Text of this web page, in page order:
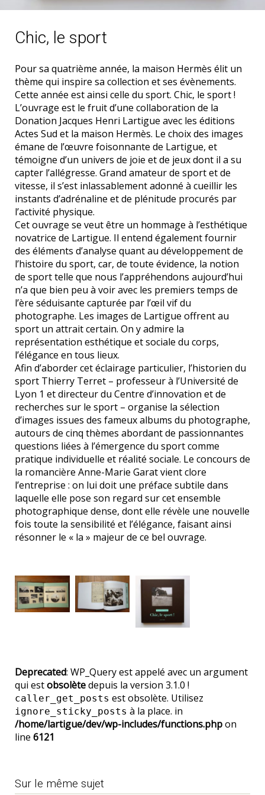
Chic, le sport
Pour sa quatrième année, la maison Hermès élit un
thème qui inspire sa collection et ses évènements.
Cette année est ainsi celle du sport. Chic, le sport !
L’ouvrage est le fruit d’une collaboration de la
Donation Jacques Henri Lartigue avec les éditions
Actes Sud et la maison Hermès. Le choix des images
émane de l’œuvre foisonnante de Lartigue, et
témoigne d’un univers de joie et de jeux dont il a su
capter l’allégresse. Grand amateur de sport et de
vitesse, il s’est inlassablement adonné à cueillir les
instants d’adrénaline et de plénitude procurés par
l’activité physique.
Cet ouvrage se veut être un hommage à l’esthétique
novatrice de Lartigue. Il entend également fournir
des éléments d’analyse quant au développement de
l’histoire du sport, car, de toute évidence, la notion
de sport telle que nous l’appréhendons aujourd’hui
n’a que bien peu à voir avec les premiers temps de
l’ère séduisante capturée par l’œil vif du
photographe. Les images de Lartigue offrent au
sport un attrait certain. On y admire la
représentation esthétique et sociale du corps,
l’élégance en tous lieux.
Afin d’aborder cet éclairage particulier, l’historien du
sport Thierry Terret – professeur à l’Université de
Lyon 1 et directeur du Centre d’innovation et de
recherches sur le sport – organise la sélection
d’images issues des fameux albums du photographe,
autours de cinq thèmes abordant de passionnantes
questions liées à l’émergence du sport comme
pratique individuelle et réalité sociale. Le concours de
la romancière Anne-Marie Garat vient clore
l’entreprise : on lui doit une préface subtile dans
laquelle elle pose son regard sur cet ensemble
photographique dense, dont elle révèle une nouvelle
fois toute la sensibilité et l’élégance, faisant ainsi
résonner le « la » majeur de ce bel ouvrage.
Deprecated: WP_Query est appelé avec un argument
qui estobsolètedepuis la version 3.1.0 !
caller_get_posts est obsolète. Utilisez
ignore_sticky_posts à la place. in
/home/lartigue/dev/wp-includes/functions.phpon
line 6121
Sur le même sujet